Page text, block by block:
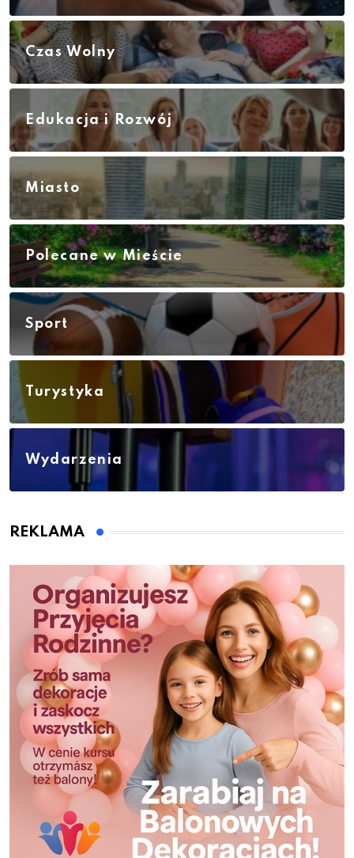
Czas Wolny
Edukacja i Rozwój
Miasto
Polecane w Mieście
Sport
Turystyka
Wydarzenia
REKLAMA